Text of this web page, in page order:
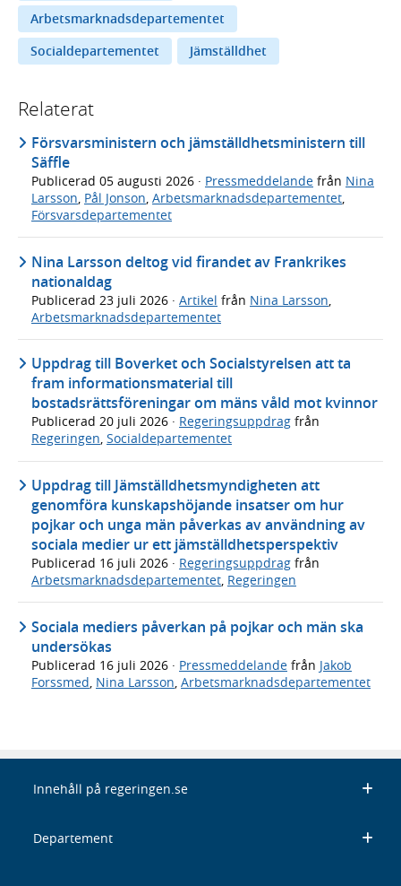
Arbetsmarknadsdepartementet
Socialdepartementet
Jämställdhet
Relaterat
Försvarsministern och jämställdhetsministern till
Säffle
Publicerad 05 augusti 2026 · Pressmeddelande från Nina
Larsson, Pål Jonson, Arbetsmarknadsdepartementet,
Försvarsdepartementet
Nina Larsson deltog vid firandet av Frankrikes
nationaldag
Publicerad 23 juli 2026 · Artikel från Nina Larsson
Arbetsmarknadsdepartementet
Uppdrag till Boverket och Socialstyrelsen att ta
fram informationsmaterial till
bostadsrättsföreningar om mäns våld mot kvinnor
Publicerad 20 juli 2026 · Regeringsuppdrag från
Regeringen, Socialdepartementet
Uppdrag till Jämställdhetsmyndigheten att
genomföra kunskapshöjande insatser om hur
pojkar och unga män påverkas av användning av
sociala medier ur ett jämställdhetsperspektiv
Publicerad 16 juli 2026 · Regeringsuppdrag från
Arbetsmarknadsdepartementet, Regeringen
Sociala mediers påverkan på pojkar och män ska
undersökas
Publicerad 16 juli 2026 · Pressmeddelande från Jakob
Forssmed Nina Larsson Arbetsmarknadsdepartementet
Innehåll på regeringen.se
Departement